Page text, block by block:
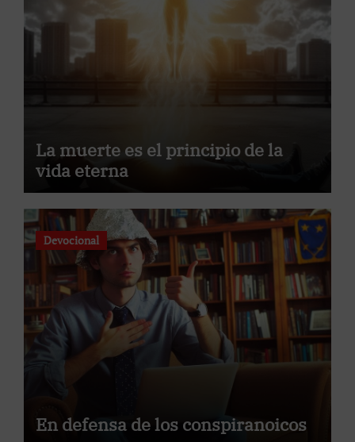
La muerte es el principio de la
vida eterna
Devocional
En defensa de los conspiranoicos